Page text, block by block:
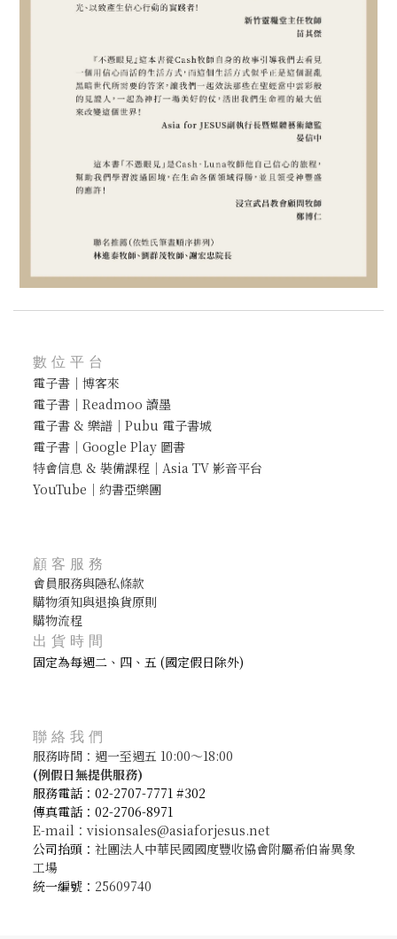
數位平台
電子書｜博客來
電子書｜Readmoo 讀墨
電子書 & 樂譜｜Pubu 電子書城
電子書｜Google Play 圖書
特會信息 & 裝備課程｜Asia TV 影音平台
YouTube｜約書亞樂團
顧客服務
會員服務與隱私條款
購物須知與退換貨原則
購物流程
出貨時間
固定為每週二、四、五 (國定假日除外)
聯絡我們
服務時間：週一至週五 10:00～18:00
(例假日無提供服務)
服務電話：02-2707-7771 #302
傳真電話：02-2706-8971
E-mail：visionsales@asiaforjesus.net
公司抬頭： 社團法人中華民國國度豐收協會附屬希伯崙異象
工場
統一編號： 25609740